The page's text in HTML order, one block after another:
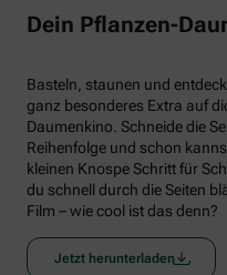
Dein Pflanzen-
Basteln, staunen und
ganz besonderes Extra auf
Daumenkino. Schneide die
Reihenfolge und schon
kleinen Knospe Schritt für
du schnell durch die Seiten
Film – wie cool ist das denn?
Jetzt herunterladen